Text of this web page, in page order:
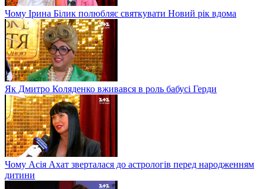
Чому Ірина Білик полюбляє святкувати Новий рік вдома
Як Дмитро Коляденко вживався в роль бабусі Герди
Чому Асія Ахат зверталася до астрологів перед народженням
дитини